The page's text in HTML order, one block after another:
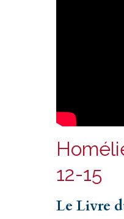
12-15
Le Livre